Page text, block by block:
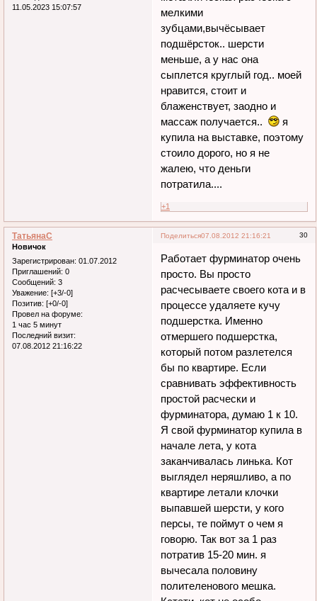
11.05.2023 15:07:57
мелкими
зубцами,вычёсывает
подшёрсток.. шерсти
меньше, а у нас она
сыплется круглый год.. моей
нравится, стоит и
блаженствует, заодно и
массаж получается..
я
купила на выставке, поэтому
стоило дорого, но я не
жалею, что деньги
потратила....
+1
Поделиться 30
07.08.2012 21:16:21
ТатьянаC
Новичок
Зарегистрирован: 01.07.2012
Приглашений: 0
Сообщений: 3
Уважение: [+3/-0]
Позитив: [+0/-0]
Провел на форуме:
1 час 5 минут
Последний визит:
07.08.2012 21:16:22
Работает фурминатор очень
просто. Вы просто
расчесываете своего кота и в
процессе удаляете кучу
подшерстка. Именно
отмершего подшерстка,
который потом разлетелся
бы по квартире. Если
сравнивать эффективность
простой расчески и
фурминатора, думаю 1 к 10.
Я свой фурминатор купила в
начале лета, у кота
заканчивалась линька. Кот
выглядел неряшливо, а по
квартире летали клочки
выпавшей шерсти, у кого
персы, те поймут о чем я
говорю. Так вот за 1 раз
потратив 15-20 мин. я
вычесала половину
полителенового мешка.